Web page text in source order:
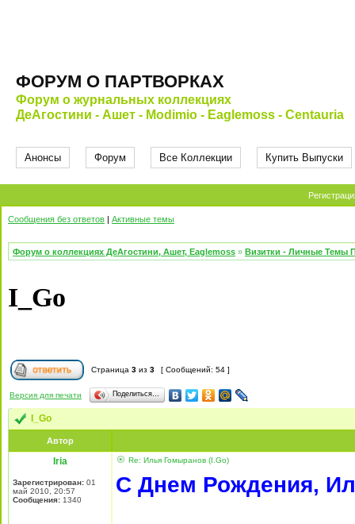
ФОРУМ О ПАРТВОРКАХ
Форум о журнальных коллекциях
ДеАгостини - Ашет - Modimio - Eaglemoss - Centauria
Анонсы Форум Все Коллекции Купить Выпуски
Сообщения без ответов | Активные темы
Форум о коллекциях ДеАгостини, Ашет, Eaglemoss » Визитки - Личные Темы
I_Go
Страница 3 из 3 [ Сообщений: 54 ]
Версия для печати Поделиться…
I_Go
Автор
Iria
Зарегистрирован: 01
май 2010, 20:57
Сообщения: 1340
Re: Илья Гомыранов (I.Go)
С Днем Рождения,